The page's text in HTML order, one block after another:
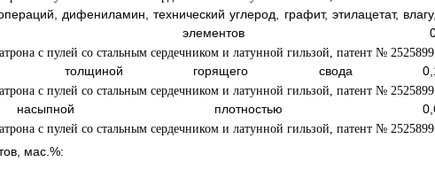
дифениламин, технический углерод, графит, этилацетат,
элементов
горящего свода
плотностью
мас.%: